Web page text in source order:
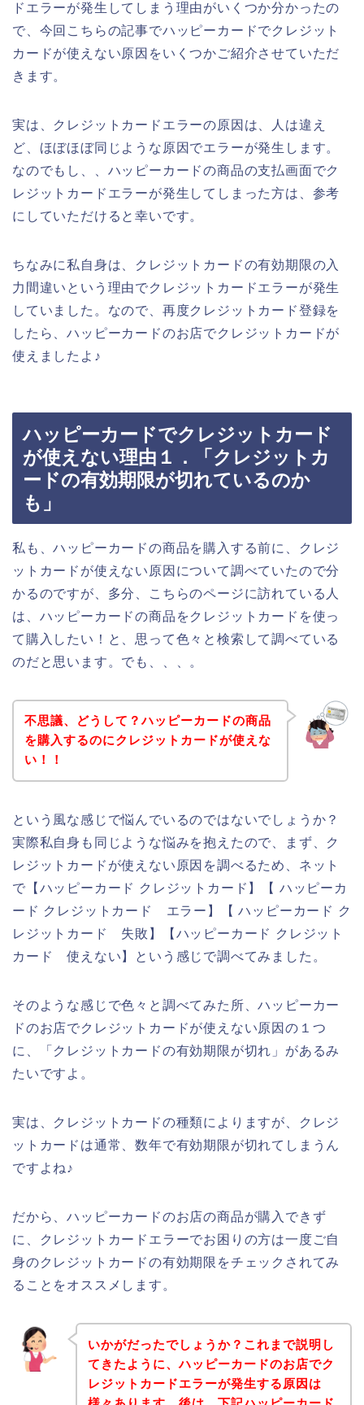
ドエラーが発生してしまう理由がいくつか分かったの
で、今回こちらの記事でハッピーカードでクレジット
カードが使えない原因をいくつかご紹介させていただ
きます。
実は、クレジットカードエラーの原因は、人は違え
ど、ほぼほぼ同じような原因でエラーが発生します。
なのでもし、、ハッピーカードの商品の支払画面でク
レジットカードエラーが発生してしまった方は、参考
にしていただけると幸いです。
ちなみに私自身は、クレジットカードの有効期限の入
力間違いという理由でクレジットカードエラーが発生
していました。なので、再度クレジットカード登録を
したら、ハッピーカードのお店でクレジットカードが
使えましたよ♪
ハッピーカードでクレジットカード
が使えない理由１．「クレジットカ
ードの有効期限が切れているのか
も」
私も、ハッピーカードの商品を購入する前に、クレジ
ットカードが使えない原因について調べていたので分
かるのですが、多分、こちらのページに訪れている人
は、ハッピーカードの商品をクレジットカードを使っ
て購入したい！と、思って色々と検索して調べている
のだと思います。でも、、、。
不思議、どうして？ハッピーカードの商品
を購入するのにクレジットカードが使えな
い！！
という風な感じで悩んでいるのではないでしょうか？
実際私自身も同じような悩みを抱えたので、まず、ク
レジットカードが使えない原因を調べるため、ネット
で【ハッピーカード クレジットカード】【 ハッピーカ
ード クレジットカード エラー】【 ハッピーカード ク
レジットカード 失敗】【ハッピーカード クレジット
カード 使えない】という感じで調べてみました。
そのような感じで色々と調べてみた所、ハッピーカー
ドのお店でクレジットカードが使えない原因の１つ
に、「クレジットカードの有効期限が切れ」があるみ
たいですよ。
実は、クレジットカードの種類によりますが、クレジ
ットカードは通常、数年で有効期限が切れてしまうん
ですよね♪
だから、ハッピーカードのお店の商品が購入できず
に、クレジットカードエラーでお困りの方は一度ご自
身のクレジットカードの有効期限をチェックされてみ
ることをオススメします。
いかがだったでしょうか？これまで説明し
てきたように、ハッピーカードのお店でク
レジットカードエラーが発生する原因は